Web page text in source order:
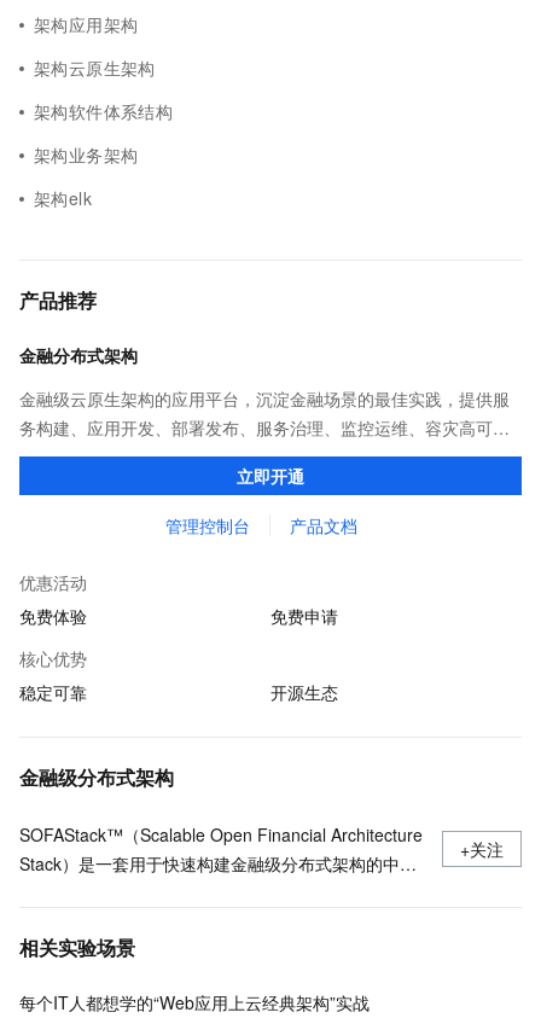
架构应用架构
架构云原生架构
架构软件体系结构
架构业务架构
架构elk
产品推荐
金融分布式架构
金融级云原生架构的应用平台，沉淀金融场景的最佳实践，提供服
务构建、应用开发、部署发布、服务治理、监控运维、容灾高可用
等全栈式解决方案，兼容Dubbo、Spring Cloud等微服务运行环
境，助力客户各类应用轻松转型分布式架构
立即开通
管理控制台 产品文档
优惠活动
免费体验
免费申请
核心优势
稳定可靠
开源生态
金融级分布式架构
SOFAStack™（Scalable Open Financial Architecture
Stack）是一套用于快速构建金融级分布式架构的中间
+关注
相关实验场景
每个IT人都想学的“Web应用上云经典架构”实战